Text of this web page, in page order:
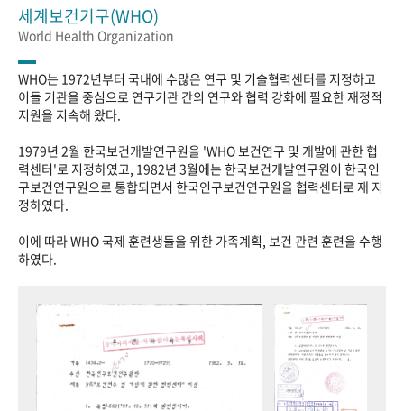
세계보건기구(WHO)
World Health Organization
WHO는 1972년부터 국내에 수많은 연구 및 기술협력센터를 지정하고
이들 기관을 중심으로 연구기관 간의 연구와 협력 강화에 필요한 재정적
지원을 지속해 왔다.
1979년 2월 한국보건개발연구원을 'WHO 보건연구 및 개발에 관한 협
력센터'로 지정하였고, 1982년 3월에는 한국보건개발연구원이 한국인
구보건연구원으로 통합되면서 한국인구보건연구원을 협력센터로 재 지
정하였다.
이에 따라 WHO 국제 훈련생들을 위한 가족계획, 보건 관련 훈련을 수행
하였다.